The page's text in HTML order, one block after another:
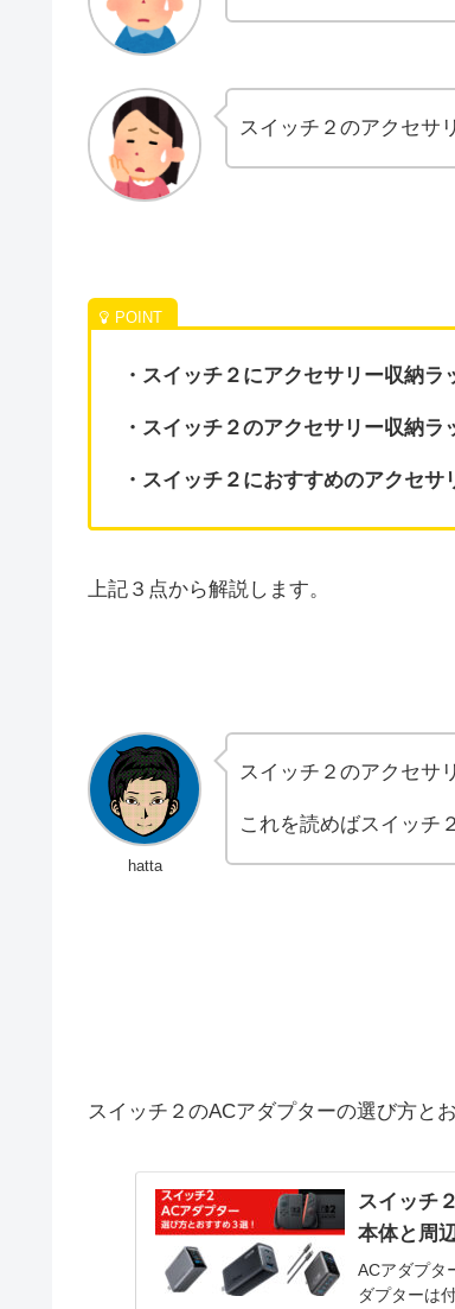
スイッチ２のアクセサ
・スイッチ２にアクセサリー収納ラ
・スイッチ２のアクセサリー収納ラ
・スイッチ２におすすめのアクセサ
上記３点から解説します。
hatta
スイッチ２のアクセサ
これを読めばスイッチ
スイッチ２のACアダプターの選び方と
スイッチ
本体と周
ACアダプタ
ダプターは